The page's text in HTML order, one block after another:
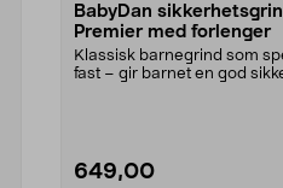
BabyDan
Premier med forlenger
Klassisk barnegrind som
fast – gir barnet en god
649,00